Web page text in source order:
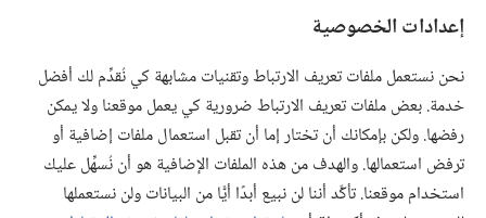
إعدادات الخصوصية
نحن نستعمل ملفات تعريف الارتباط وتقنيات مشابهة كي نُقدِّم لك أفضل
خدمة. بعض ملفات تعريف الارتباط ضرورية كي يعمل موقعنا ولا يمكن
رفضها. ولكن بإمكانك أن تختار إما أن تقبل استعمال ملفات إضافية أو
ترفض استعمالها. والهدف من هذه الملفات الإضافية هو أن نُسهِّل عليك
استخدام موقعنا. تأكَّد أننا لن نبيع أبدًا أيًّا من البيانات ولن نستعملها
(يفتح
نافذة
(يفتح
نافذة
جديدة) تطبيق ®
JW Library
مكتبة برج المراقبة